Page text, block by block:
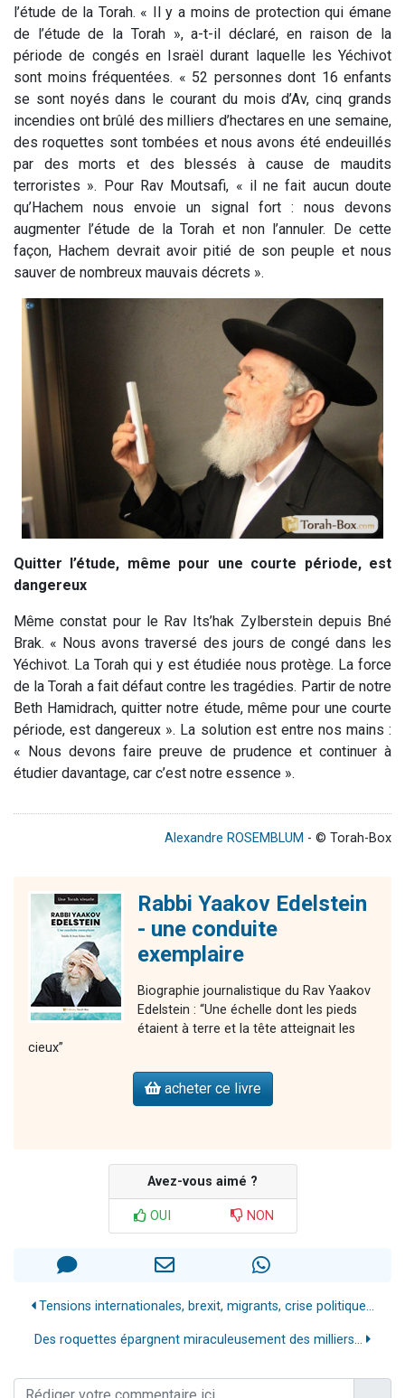
l’étude de la Torah. « Il y a moins de protection qui émane
de l’étude de la Torah », a-t-il déclaré, en raison de la
période de congés en Israël durant laquelle les Yéchivot
sont moins fréquentées. « 52 personnes dont 16 enfants
se sont noyés dans le courant du mois d’Av, cinq grands
incendies ont brûlé des milliers d’hectares en une semaine,
des roquettes sont tombées et nous avons été endeuillés
par des morts et des blessés à cause de maudits
terroristes ». Pour Rav Moutsafi, « il ne fait aucun doute
qu’Hachem nous envoie un signal fort : nous devons
augmenter l’étude de la Torah et non l’annuler. De cette
façon, Hachem devrait avoir pitié de son peuple et nous
sauver de nombreux mauvais décrets ».
Quitter l’étude, même pour une courte période, est
dangereux
Même constat pour le Rav Its’hak Zylberstein depuis Bné
Brak. « Nous avons traversé des jours de congé dans les
Yéchivot. La Torah qui y est étudiée nous protège. La force
de la Torah a fait défaut contre les tragédies. Partir de notre
Beth Hamidrach, quitter notre étude, même pour une courte
période, est dangereux ». La solution est entre nos mains :
« Nous devons faire preuve de prudence et continuer à
étudier davantage, car c’est notre essence ».
Alexandre ROSEMBLUM - © Torah-Box
Rabbi Yaakov Edelstein
- une conduite
exemplaire
Biographie journalistique du Rav Yaakov
Edelstein : “Une échelle dont les pieds
étaient à terre et la tête atteignait les
cieux”
acheter ce livre
Avez-vous aimé ?
OUI NON
Tensions internationales, brexit, migrants, crise politique...
Des roquettes épargnent miraculeusement des milliers...